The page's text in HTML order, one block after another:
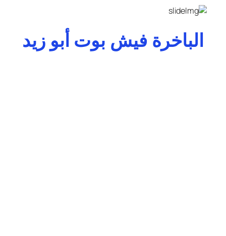
الباخرة فيش بوت أبو زيد